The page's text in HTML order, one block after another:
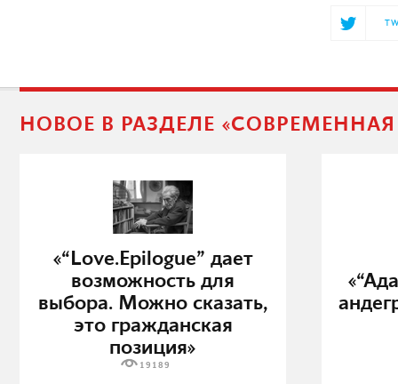
НОВОЕ В РАЗДЕЛЕ
«“Love.Epilogue” дает
возможность для
выбора. Можно сказать,
это гражданская
позиция»
19189